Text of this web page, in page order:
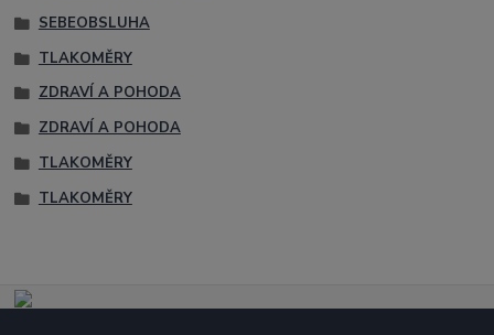
SEBEOBSLUHA
TLAKOMĚRY
ZDRAVÍ A POHODA
ZDRAVÍ A POHODA
TLAKOMĚRY
TLAKOMĚRY